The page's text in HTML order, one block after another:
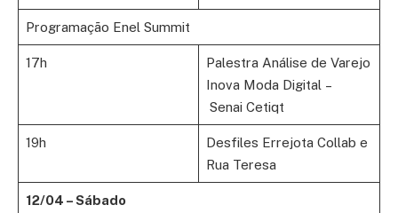
Programação Enel Summit
17h
Palestra Análise de Varejo
Inova Moda Digital –
Senai Cetiqt
19h
Desfiles Errejota Collab e
Rua Teresa
12/04 – Sábado